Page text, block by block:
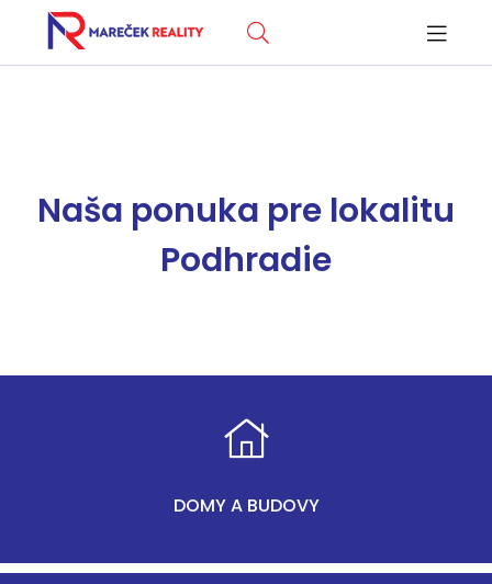
Naša ponuka pre lokalitu
Podhradie
DOMY A BUDOVY